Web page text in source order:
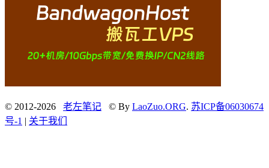
© 2012-2026 老左笔记 © By LaoZuo.ORG. 苏ICP备06030674
号-1 | 关于我们